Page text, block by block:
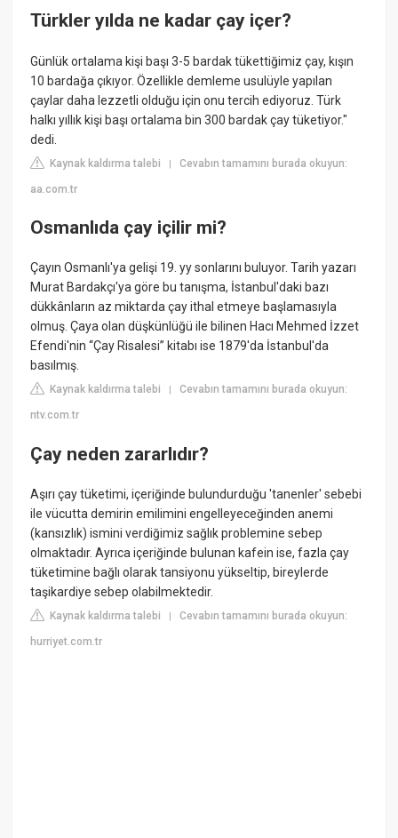
Türkler yılda ne kadar çay içer?
Günlük ortalama kişi başı 3-5 bardak tükettiğimiz çay, kışın
10 bardağa çıkıyor. Özellikle demleme usulüyle yapılan
çaylar daha lezzetli olduğu için onu tercih ediyoruz. Türk
halkı yıllık kişi başı ortalama bin 300 bardak çay tüketiyor."
dedi.
Kaynak kaldırma talebi |Cevabın tamamını burada okuyun:
aa.com.tr
Osmanlıda çay içilir mi?
Çayın Osmanlı'ya gelişi 19. yy sonlarını buluyor. Tarih yazarı
Murat Bardakçı'ya göre bu tanışma, İstanbul'daki bazı
dükkânların az miktarda çay ithal etmeye başlamasıyla
olmuş. Çaya olan düşkünlüğü ile bilinen Hacı Mehmed İzzet
Efendi'nin “Çay Risalesi” kitabı ise 1879'da İstanbul'da
basılmış.
Kaynak kaldırma talebi |Cevabın tamamını burada okuyun:
ntv.com.tr
Çay neden zararlıdır?
Aşırı çay tüketimi, içeriğinde bulundurduğu 'tanenler' sebebi
ile vücutta demirin emilimini engelleyeceğinden anemi
(kansızlık) ismini verdiğimiz sağlık problemine sebep
olmaktadır. Ayrıca içeriğinde bulunan kafein ise, fazla çay
tüketimine bağlı olarak tansiyonu yükseltip, bireylerde
taşikardiye sebep olabilmektedir.
Kaynak kaldırma talebi |Cevabın tamamını burada okuyun:
hurriyet.com.tr